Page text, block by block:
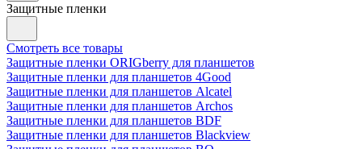
Защитные пленки
Смотреть все товары
Защитные пленки ORIGberry для планшетов
Защитные пленки для планшетов 4Good
Защитные пленки для планшетов Alcatel
Защитные пленки для планшетов Archos
Защитные пленки для планшетов BDF
Защитные пленки для планшетов Blackview